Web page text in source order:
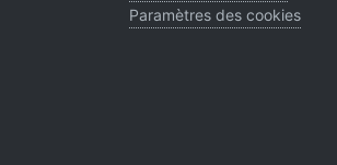
Paramètres des cookies